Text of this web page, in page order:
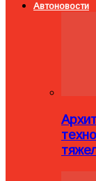
Автоновости